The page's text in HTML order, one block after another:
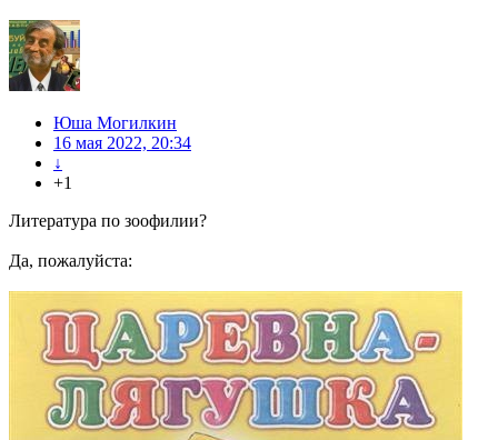
Юша Могилкин
16 мая 2022, 20:34
↓
+1
Литература по зоофилии?
Да, пожалуйста: